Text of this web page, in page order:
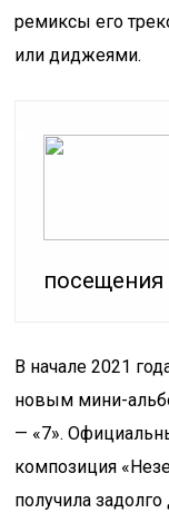
ремиксы его
или диджеями.
посещения
В начале 2021
новым мини-
— «7».
композиция
получила